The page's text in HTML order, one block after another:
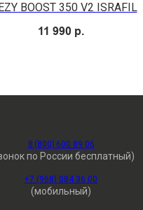
BOOST 350 V2 ISRAFIL
11 990 р.
8 (800) 600 89 06
по России бесплатный)
+7 (968) 084 36 00
(мобильный)